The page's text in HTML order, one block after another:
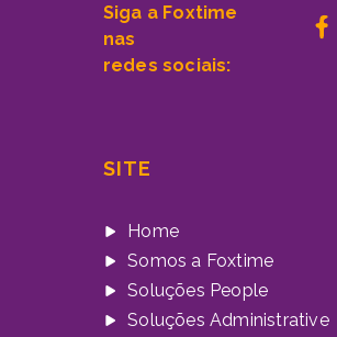
Siga a Foxtime
nas
redes sociais:
SITE
Home
Somos a Foxtime
Soluções People
Soluções Administrative